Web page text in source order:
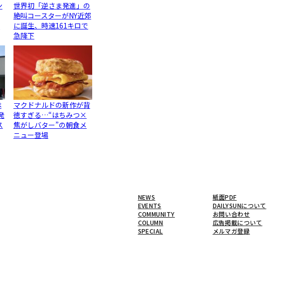
世界初「逆さま発進」の
絶叫コースターがNY近郊
に誕生、時速161キロで
急降下
マクドナルドの新作が背
徳すぎる…“はちみつ×
焦がしバター”の朝食メ
ニュー登場
NEWS
EVENTS
COMMUNITY
COLUMN
SPECIAL
紙面PDF
DAILYSUNについて
お問い合わせ
広告掲載について
メルマガ登録